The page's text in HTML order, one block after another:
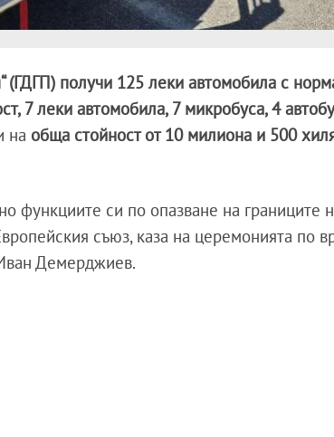
(ГДГП) получи 125 леки автомобила с
7 леки автомобила, 7 микробуса, 4
на обща стойност от 10 милиона и 500
функциите си по опазване на границите
съюз, каза на церемонията по
Демерджиев.